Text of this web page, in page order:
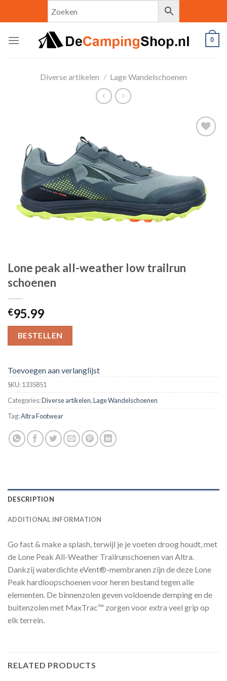
0
Diverse artikelen / Lage Wandelschoenen
Lone peak all-weather low trailrun
schoenen
€95.99
BESTELLEN
Toevoegen aan verlanglijst
SKU:1335851
Categories:Diverse artikelen,Lage Wandelschoenen
Tag:Altra Footwear
DESCRIPTION
ADDITIONAL INFORMATION
Go fast & make a splash, terwijl je je voeten droog houdt, met
de Lone Peak All-Weather Trailrunschoenen van Altra.
Dankzij waterdichte eVent®-membranen zijn de deze Lone
Peak hardloopschoenen voor heren bestand tegen alle
elementen. De binnenzolen geven voldoende demping en de
buitenzolen met MaxTrac™ zorgen voor extra veel grip op
elk terrein.
RELATED PRODUCTS